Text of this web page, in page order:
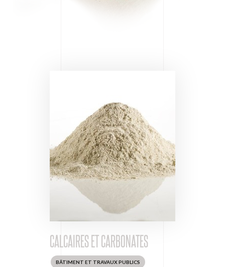
CALCAIRES ET CARBONATES
BÂTIMENT ET TRAVAUX PUBLICS